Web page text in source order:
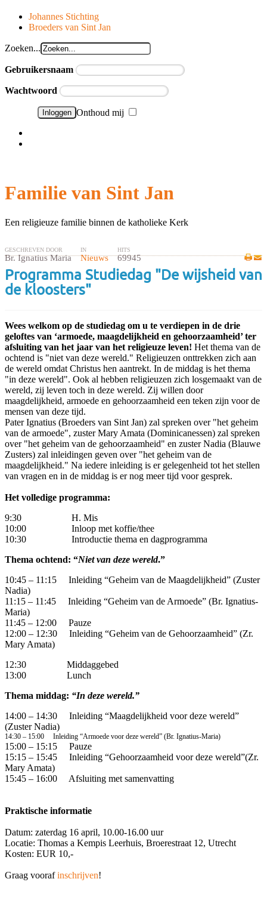
Johannes Stichting
Broeders van Sint Jan
Zoeken...
Gebruikersnaam
Wachtwoord
Onthoud mij
Familie van Sint Jan
Een religieuze familie binnen de katholieke Kerk
GESCHREVEN DOOR
Br. Ignatius Maria
IN
Nieuws
HITS
69945
Programma Studiedag "De wijsheid van
de kloosters"
Wees welkom op de studiedag om u te verdiepen in de drie
geloftes van ‘armoede, maagdelijkheid en gehoorzaamheid’ ter
afsluiting van het jaar van het religieuze leven! Het thema van de
ochtend is "niet van deze wereld." Religieuzen onttrekken zich aan
de wereld omdat Christus hen aantrekt. In de middag is het thema
"in deze wereld". Ook al hebben religieuzen zich losgemaakt van de
wereld, zij leven toch in deze wereld. Zij willen door
maagdelijkheid, armoede en gehoorzaamheid een teken zijn voor de
mensen van deze tijd.
Pater Ignatius (Broeders van Sint Jan) zal spreken over "het geheim
van de armoede", zuster Mary Amata (Dominicanessen) zal spreken
over "het geheim van de gehoorzaamheid" en zuster Nadia (Blauwe
Zusters) zal inleidingen geven over "het geheim van de
maagdelijkheid." Na iedere inleiding is er gelegenheid tot het stellen
van vragen en in de middag is er nog meer tijd voor gesprek.
Het volledige programma:
9:30 H. Mis
10:00 Inloop met koffie/thee
10:30 Introductie thema en dagprogramma
Thema ochtend: “Niet van deze wereld.”
10:45 – 11:15 Inleiding “Geheim van de Maagdelijkheid” (Zuster
Nadia)
11:15 – 11:45 Inleiding “Geheim van de Armoede” (Br. Ignatius-
Maria)
11:45 – 12:00 Pauze
12:00 – 12:30 Inleiding “Geheim van de Gehoorzaamheid” (Zr.
Mary Amata)
12:30 Middaggebed
13:00 Lunch
Thema middag: “In deze wereld.”
14:00 – 14:30 Inleiding “Maagdelijkheid voor deze wereld”
(Zuster Nadia)
14:30 – 15:00 Inleiding “Armoede voor deze wereld” (Br. Ignatius-Maria)
15:00 – 15:15 Pauze
15:15 – 15:45 Inleiding “Gehoorzaamheid voor deze wereld”(Zr.
Mary Amata)
15:45 – 16:00 Afsluiting met samenvatting
Praktische informatie
Datum: zaterdag 16 april, 10.00-16.00 uur
Locatie: Thomas a Kempis Leerhuis, Broerestraat 12, Utrecht
Kosten: EUR 10,-
Graag voorafinschrijven!